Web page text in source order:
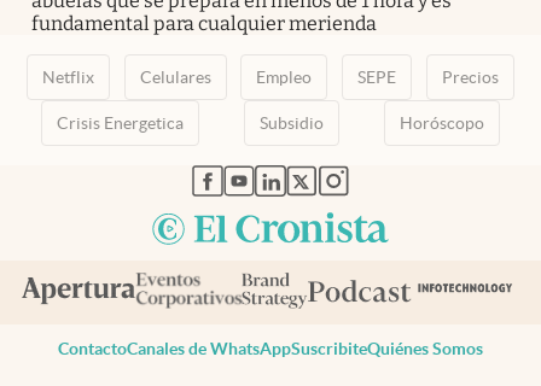
fundamental para cualquier merienda
Netflix Celulares Empleo SEPE Precios
Crisis Energetica Subsidio Horóscopo
abre en nueva pestaña
abre en nueva pestaña
abre en nueva pestaña
abre en nueva pestaña
abre en nueva pestaña
ContactoCanales de WhatsAppSuscribiteQuiénes Somos